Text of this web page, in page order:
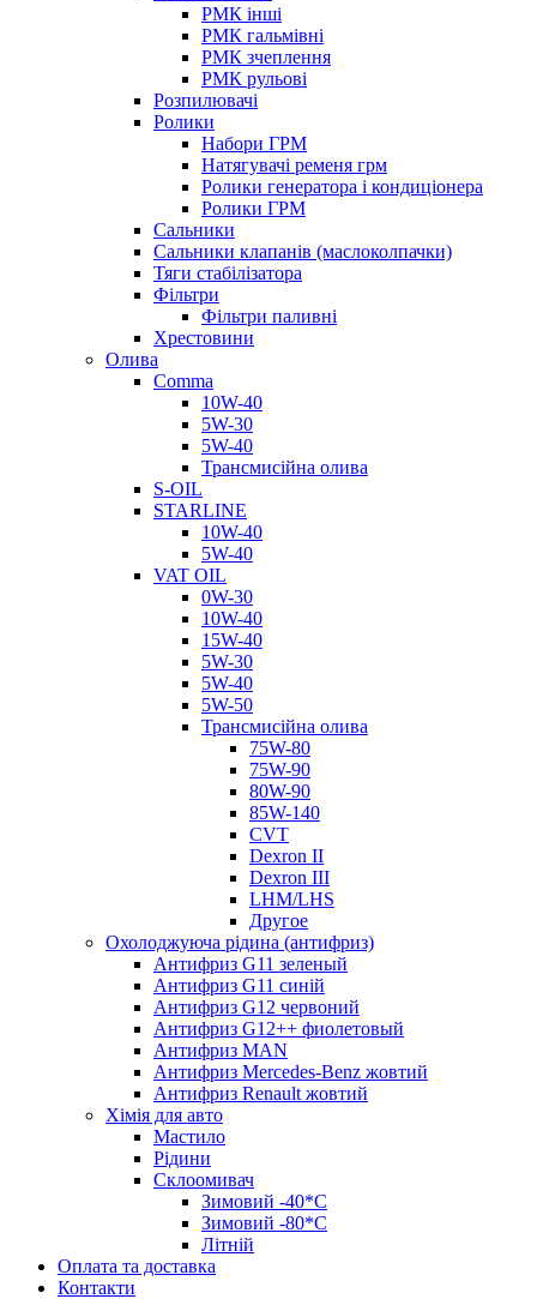
РМК інші
РМК гальмівні
РМК зчеплення
РМК рульові
Розпилювачі
Ролики
Набори ГРМ
Натягувачі ременя грм
Ролики генератора і кондиціонера
Ролики ГРМ
Сальники
Сальники клапанів (маслоколпачки)
Тяги стабілізатора
Фільтри
Фільтри паливні
Хрестовини
Олива
Comma
10W-40
5W-30
5W-40
Трансмисійна олива
S-OIL
STARLINE
10W-40
5W-40
VAT OIL
0W-30
10W-40
15W-40
5W-30
5W-40
5W-50
Трансмисійна олива
75W-80
75W-90
80W-90
85W-140
CVT
Dexron II
Dexron III
LHM/LHS
Другое
Охолоджуюча рідина (антифриз)
Антифриз G11 зеленый
Антифриз G11 синій
Антифриз G12 червоний
Антифриз G12++ фиолетовый
Антифриз MAN
Антифриз Mercedes-Benz жовтий
Антифриз Renault жовтий
Хімія для авто
Мастило
Рідини
Склоомивач
Зимовий -40*C
Зимовий -80*C
Літній
Оплата та доставка
Контакти